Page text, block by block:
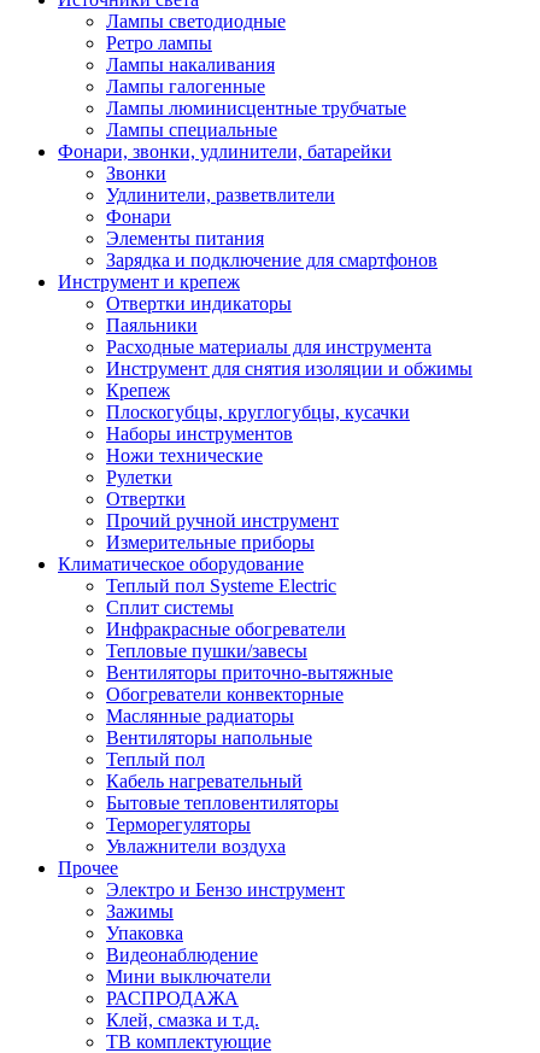
Лампы светодиодные
Ретро лампы
Лампы накаливания
Лампы галогенные
Лампы люминисцентные трубчатые
Лампы специальные
Фонари, звонки, удлинители, батарейки
Звонки
Удлинители, разветвлители
Фонари
Элементы питания
Зарядка и подключение для смартфонов
Инструмент и крепеж
Отвертки индикаторы
Паяльники
Расходные материалы для инструмента
Инструмент для снятия изоляции и обжимы
Крепеж
Плоскогубцы, круглогубцы, кусачки
Наборы инструментов
Ножи технические
Рулетки
Отвертки
Прочий ручной инструмент
Измерительные приборы
Климатическое оборудование
Теплый пол Systeme Electric
Сплит системы
Инфракрасные обогреватели
Тепловые пушки/завесы
Вентиляторы приточно-вытяжные
Обогреватели конвекторные
Маслянные радиаторы
Вентиляторы напольные
Теплый пол
Кабель нагревательный
Бытовые тепловентиляторы
Терморегуляторы
Увлажнители воздуха
Прочее
Электро и Бензо инструмент
Зажимы
Упаковка
Видеонаблюдение
Мини выключатели
РАСПРОДАЖА
Клей, смазка и т.д.
ТВ комплектующие